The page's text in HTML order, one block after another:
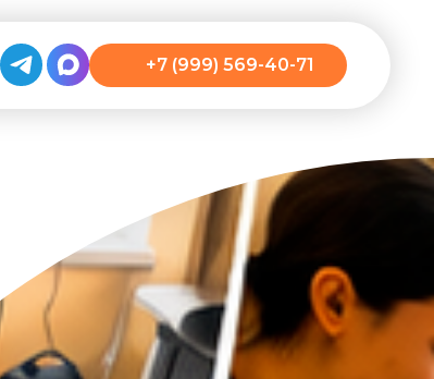
+7 (999) 569-40-71